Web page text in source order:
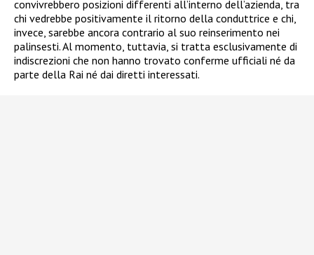
convivrebbero posizioni differenti all’interno dell’azienda, tra
chi vedrebbe positivamente il ritorno della conduttrice e chi,
invece, sarebbe ancora contrario al suo reinserimento nei
palinsesti. Al momento, tuttavia, si tratta esclusivamente di
indiscrezioni che non hanno trovato conferme ufficiali né da
parte della Rai né dai diretti interessati.